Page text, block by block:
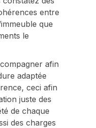
entre
que
le
afin
adaptée
ceci afin
juste des
de chaque
des charges